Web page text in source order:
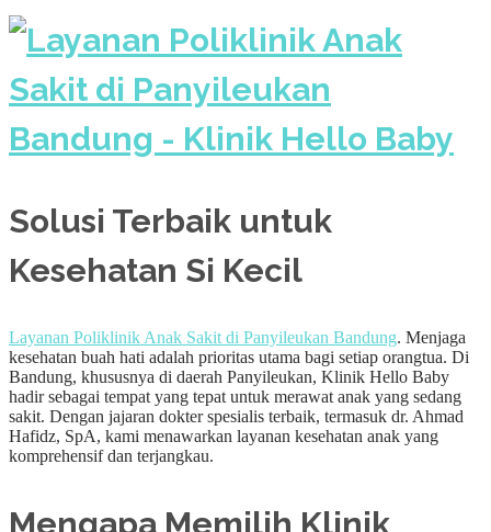
Solusi Terbaik untuk
Kesehatan Si Kecil
Layanan Poliklinik Anak Sakit di Panyileukan Bandung. Menjaga
kesehatan buah hati adalah prioritas utama bagi setiap orangtua. Di
Bandung, khususnya di daerah Panyileukan, Klinik Hello Baby
hadir sebagai tempat yang tepat untuk merawat anak yang sedang
sakit. Dengan jajaran dokter spesialis terbaik, termasuk dr. Ahmad
Hafidz, SpA, kami menawarkan layanan kesehatan anak yang
komprehensif dan terjangkau.
Mengapa Memilih Klinik